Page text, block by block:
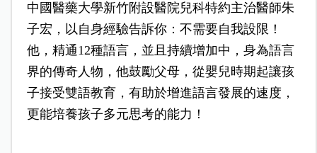
中國醫藥大學新竹附設醫院兒科特約主治醫師朱
子宏，以自身經驗告訴你：不需要自我設限！
他，精通12種語言，並且持續增加中，身為語言
界的傳奇人物，他鼓勵父母，從嬰兒時期起讓孩
子接受雙語教育，有助於增進語言發展的速度，
更能培養孩子多元思考的能力！